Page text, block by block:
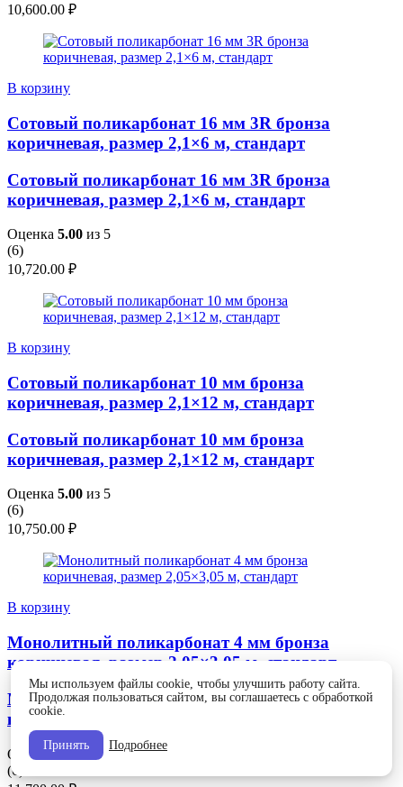
10,600.00 ₽
В корзину
Сотовый поликарбонат 16 мм 3R бронза
коричневая, размер 2,1×6 м, стандарт
Сотовый поликарбонат 16 мм 3R бронза
коричневая, размер 2,1×6 м, стандарт
Оценка 5.00 из 5
(6)
10,720.00 ₽
В корзину
Сотовый поликарбонат 10 мм бронза
коричневая, размер 2,1×12 м, стандарт
Сотовый поликарбонат 10 мм бронза
коричневая, размер 2,1×12 м, стандарт
Оценка 5.00 из 5
(6)
10,750.00 ₽
В корзину
Монолитный поликарбонат 4 мм бронза
коричневая, размер 2,05×3,05 м, стандарт
Монолитный поликарбонат 4 мм бронза
коричневая, размер 2,05×3,05 м, стандарт
Оценка5.00из 5
(6
Мы используем файлы cookie, чтобы улучшить работу сайта.
Продолжая пользоваться сайтом, вы соглашаетесь с обработкой
cookie.
Принять Подробнее